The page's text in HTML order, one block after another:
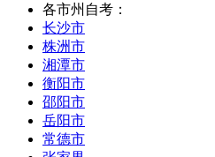
各市州自考：
长沙市
株洲市
湘潭市
衡阳市
邵阳市
岳阳市
常德市